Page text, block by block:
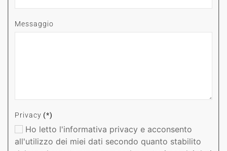
Messaggio
Privacy (*)
Ho letto l'informativa privacy e acconsento
all'utilizzo dei miei dati secondo quanto stabilito